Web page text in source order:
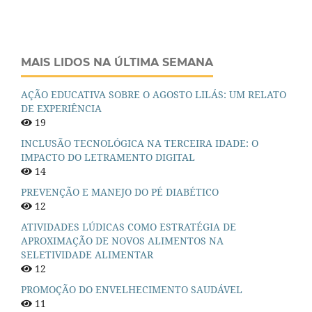
MAIS LIDOS NA ÚLTIMA SEMANA
AÇÃO EDUCATIVA SOBRE O AGOSTO LILÁS: UM RELATO
DE EXPERIÊNCIA
19
INCLUSÃO TECNOLÓGICA NA TERCEIRA IDADE: O
IMPACTO DO LETRAMENTO DIGITAL
14
PREVENÇÃO E MANEJO DO PÉ DIABÉTICO
12
ATIVIDADES LÚDICAS COMO ESTRATÉGIA DE
APROXIMAÇÃO DE NOVOS ALIMENTOS NA
SELETIVIDADE ALIMENTAR
12
PROMOÇÃO DO ENVELHECIMENTO SAUDÁVEL
11